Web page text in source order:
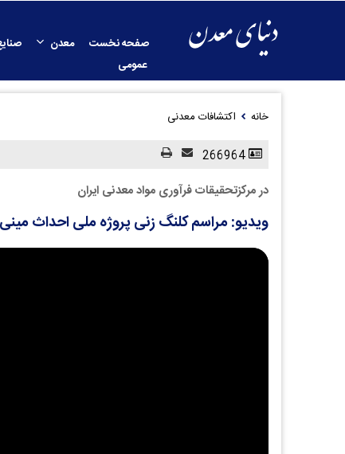
صفحه نخست معدن
عمومی
خانه اکتشافات معدنی
در مرکزتحقیقات فرآوری مواد معدنی ایران
ویدیو: مراسم کلنگ زنی پروژه ملی احداث